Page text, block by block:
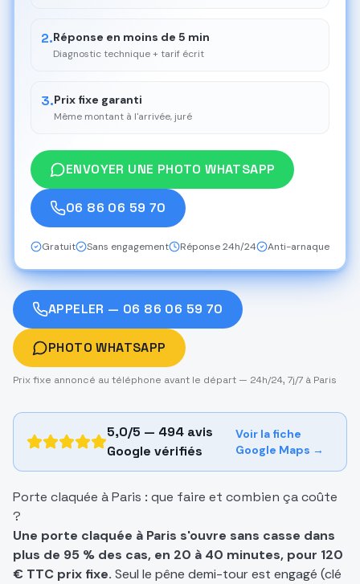
2.Réponse en moins de 5 min
Diagnostic technique + tarif écrit
3.Prix fixe garanti
Même montant à l'arrivée, juré
ENVOYER UNE PHOTO WHATSAPP
06 86 06 59 70
Gratuit Sans engagement Réponse 24h/24 Anti-arnaque
APPELER — 06 86 06 59 70
PHOTO WHATSAPP
Prix fixe annoncé au téléphone avant le départ — 24h/24, 7j/7 à Paris
5,0/5 — 494 avis
Google vérifiés
Voir la fiche
Google Maps →
Porte claquée à Paris : que faire et combien ça coûte
?
Une porte claquée à Paris s'ouvre sans casse dans
plus de 95 % des cas, en 20 à 40 minutes, pour 120
€ TTC prix fixe. Seul le pêne demi-tour est engagé (clé